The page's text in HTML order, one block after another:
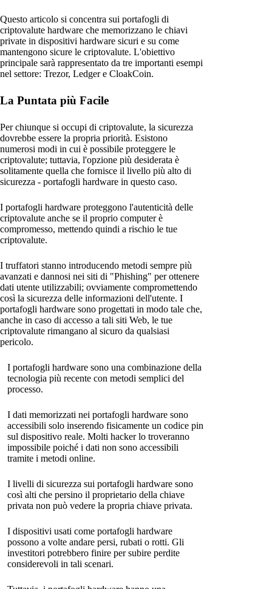
Questo articolo si concentra sui portafogli di
criptovalute hardware che memorizzano le chiavi
private in dispositivi hardware sicuri e su come
mantengono sicure le criptovalute. L'obiettivo
principale sarà rappresentato da tre importanti esempi
nel settore: Trezor, Ledger e CloakCoin.
La Puntata più Facile
Per chiunque si occupi di criptovalute, la sicurezza
dovrebbe essere la propria priorità. Esistono
numerosi modi in cui è possibile proteggere le
criptovalute; tuttavia, l'opzione più desiderata è
solitamente quella che fornisce il livello più alto di
sicurezza - portafogli hardware in questo caso.
I portafogli hardware proteggono l'autenticità delle
criptovalute anche se il proprio computer è
compromesso, mettendo quindi a rischio le tue
criptovalute.
I truffatori stanno introducendo metodi sempre più
avanzati e dannosi nei siti di "Phishing" per ottenere
dati utente utilizzabili; ovviamente compromettendo
così la sicurezza delle informazioni dell'utente. I
portafogli hardware sono progettati in modo tale che,
anche in caso di accesso a tali siti Web, le tue
criptovalute rimangano al sicuro da qualsiasi
pericolo.
I portafogli hardware sono una combinazione della
tecnologia più recente con metodi semplici del
processo.
I dati memorizzati nei portafogli hardware sono
accessibili solo inserendo fisicamente un codice pin
sul dispositivo reale. Molti hacker lo troveranno
impossibile poiché i dati non sono accessibili
tramite i metodi online.
I livelli di sicurezza sui portafogli hardware sono
così alti che persino il proprietario della chiave
privata non può vedere la propria chiave privata.
I dispositivi usati come portafogli hardware
possono a volte andare persi, rubati o rotti. Gli
investitori potrebbero finire per subire perdite
considerevoli in tali scenari.